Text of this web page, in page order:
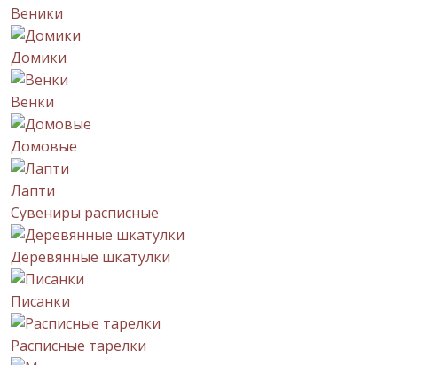
Веники
Домики
Венки
Домовые
Лапти
Сувениры расписные
Деревянные шкатулки
Писанки
Расписные тарелки